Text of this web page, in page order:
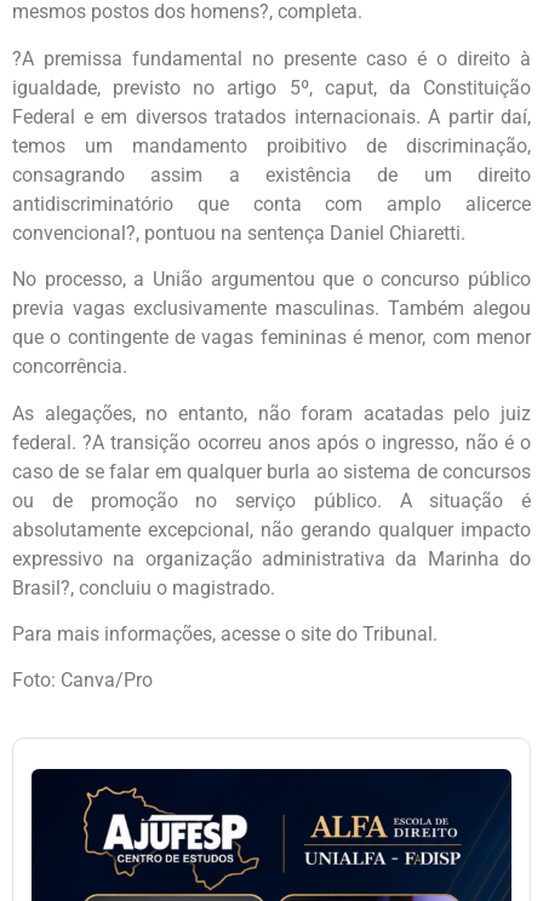
mesmos postos dos homens?, completa.
?A premissa fundamental no presente caso é o direito à
igualdade, previsto no artigo 5º, caput, da Constituição
Federal e em diversos tratados internacionais. A partir daí,
temos um mandamento proibitivo de discriminação,
consagrando assim a existência de um direito
antidiscriminatório que conta com amplo alicerce
convencional?, pontuou na sentença Daniel Chiaretti.
No processo, a União argumentou que o concurso público
previa vagas exclusivamente masculinas. Também alegou
que o contingente de vagas femininas é menor, com menor
concorrência.
As alegações, no entanto, não foram acatadas pelo juiz
federal. ?A transição ocorreu anos após o ingresso, não é o
caso de se falar em qualquer burla ao sistema de concursos
ou de promoção no serviço público. A situação é
absolutamente excepcional, não gerando qualquer impacto
expressivo na organização administrativa da Marinha do
Brasil?, concluiu o magistrado.
Para mais informações, acesse o site do Tribunal.
Foto: Canva/Pro